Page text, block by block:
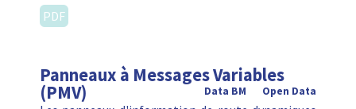
PDF
Panneaux à Messages Variables
(PMV) Open Data
Data BM